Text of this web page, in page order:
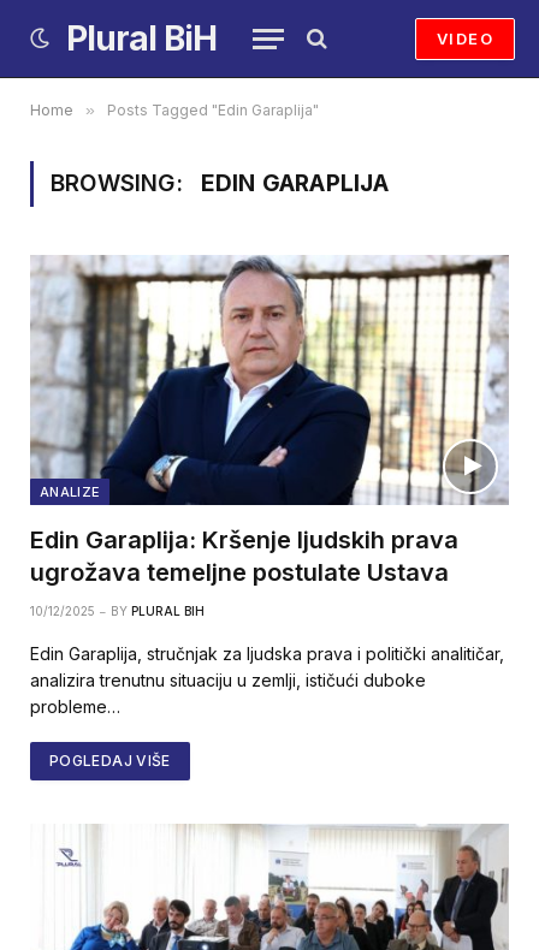
Plural BiH VIDEO
Home » Posts Tagged "Edin Garaplija"
BROWSING: EDIN GARAPLIJA
ANALIZE
Edin Garaplija: Kršenje ljudskih prava
ugrožava temeljne postulate Ustava
10/12/2025 BY PLURAL BIH
Edin Garaplija, stručnjak za ljudska prava i politički analitičar,
analizira trenutnu situaciju u zemlji, ističući duboke
probleme…
POGLEDAJ VIŠE